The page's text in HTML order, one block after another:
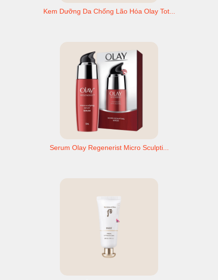
Kem Dưỡng Da Chống Lão Hóa Olay Tot...
Serum Olay Regenerist Micro Sculpti...